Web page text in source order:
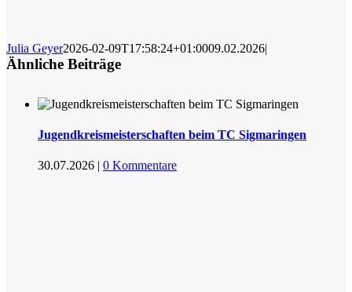
Julia Geyer2026-02-09T17:58:24+01:0009.02.2026|
Ähnliche Beiträge
Jugendkreismeisterschaften beim TC Sigmaringen
30.07.2026 | 0 Kommentare